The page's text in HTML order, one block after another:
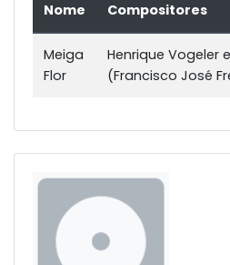
Nome Compositores
Meiga
Flor
Henrique Vogeler
(Francisco José